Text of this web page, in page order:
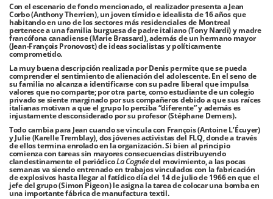
Con el escenario de fondo mencionado, el realizador presenta a Jean
Corbo (Anthony Therrien), un joven tímido e idealista de 16 años que
habitando en uno de los sectores más residenciales de Montreal
pertenece a una familia burguesa de padre italiano (Tony Nardi) y madre
francófona canadiense (Marie Brassard), además de un hermano mayor
(Jean-François Pronovost) de ideas socialistas y políticamente
comprometido.
La muy buena descripción realizada por Denis permite que se pueda
comprender el sentimiento de alienación del adolescente. En el seno de
su familia no alcanza a identificarse con su padre liberal que impulsa
valores que no comparte; por otra parte, como estudiante de un colegio
privado se siente marginado por sus compañeros debido a que sus raíces
italianas motivan a que el grupo lo perciba “diferente” y además es
injustamente desconsiderado por su profesor (Stéphane Demers).
Todo cambia para Jean cuando se vincula con François (Antoine L’Écuyer)
y Julie (Karelle Tremblay), dos jóvenes activistas del FLQ, donde a través
de ellos termina enrolado en la organización. Si bien al principio
comienza con tareas sin mayores consecuencias distribuyendo
clandestinamente el periódicoLa Cognéedel movimiento, a las pocas
semanas va siendo entrenado en trabajos vinculados con la fabricación
de explosivos hasta llegar al fatídico día del 14 de julio de 1966 en que el
jefe del grupo (Simon Pigeon) le asigna la tarea de colocar una bomba en
una importante fábrica de manufactura textil.